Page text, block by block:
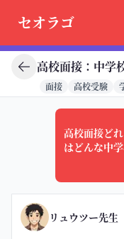
セオラゴ
高校面接：中学
面接 高校受験
高校面接ど
はどんな中
リュウツー先生